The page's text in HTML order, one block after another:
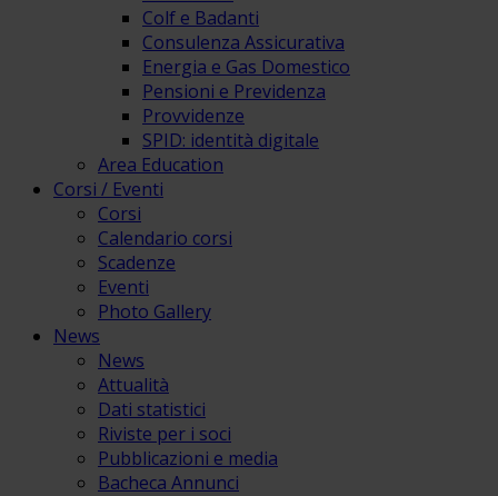
Colf e Badanti
Consulenza Assicurativa
Energia e Gas Domestico
Pensioni e Previdenza
Provvidenze
SPID: identità digitale
Area Education
Corsi / Eventi
Corsi
Calendario corsi
Scadenze
Eventi
Photo Gallery
News
News
Attualità
Dati statistici
Riviste per i soci
Pubblicazioni e media
Bacheca Annunci